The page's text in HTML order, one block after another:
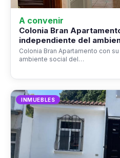
A convenir
Colonia Bran
independiente del
Colonia Bran Apartamento con
ambiente social del…
INMUEBLES